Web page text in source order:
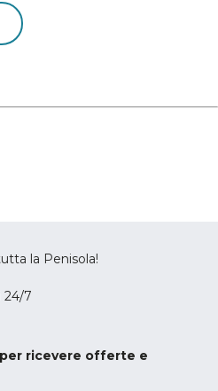
la Penisola!
24/7
ricevere offerte e